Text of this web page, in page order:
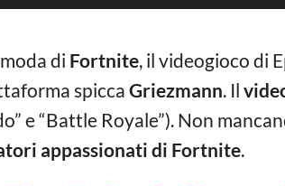
di Fortnite, il videogioco di
spicca Griezmann. Il
e “Battle Royale”). Non
appassionati di Fortnite.